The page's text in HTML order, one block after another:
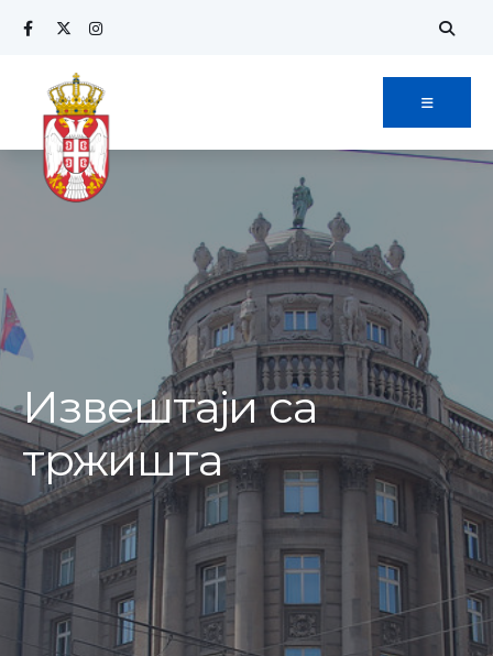
Извештаји са
тржишта